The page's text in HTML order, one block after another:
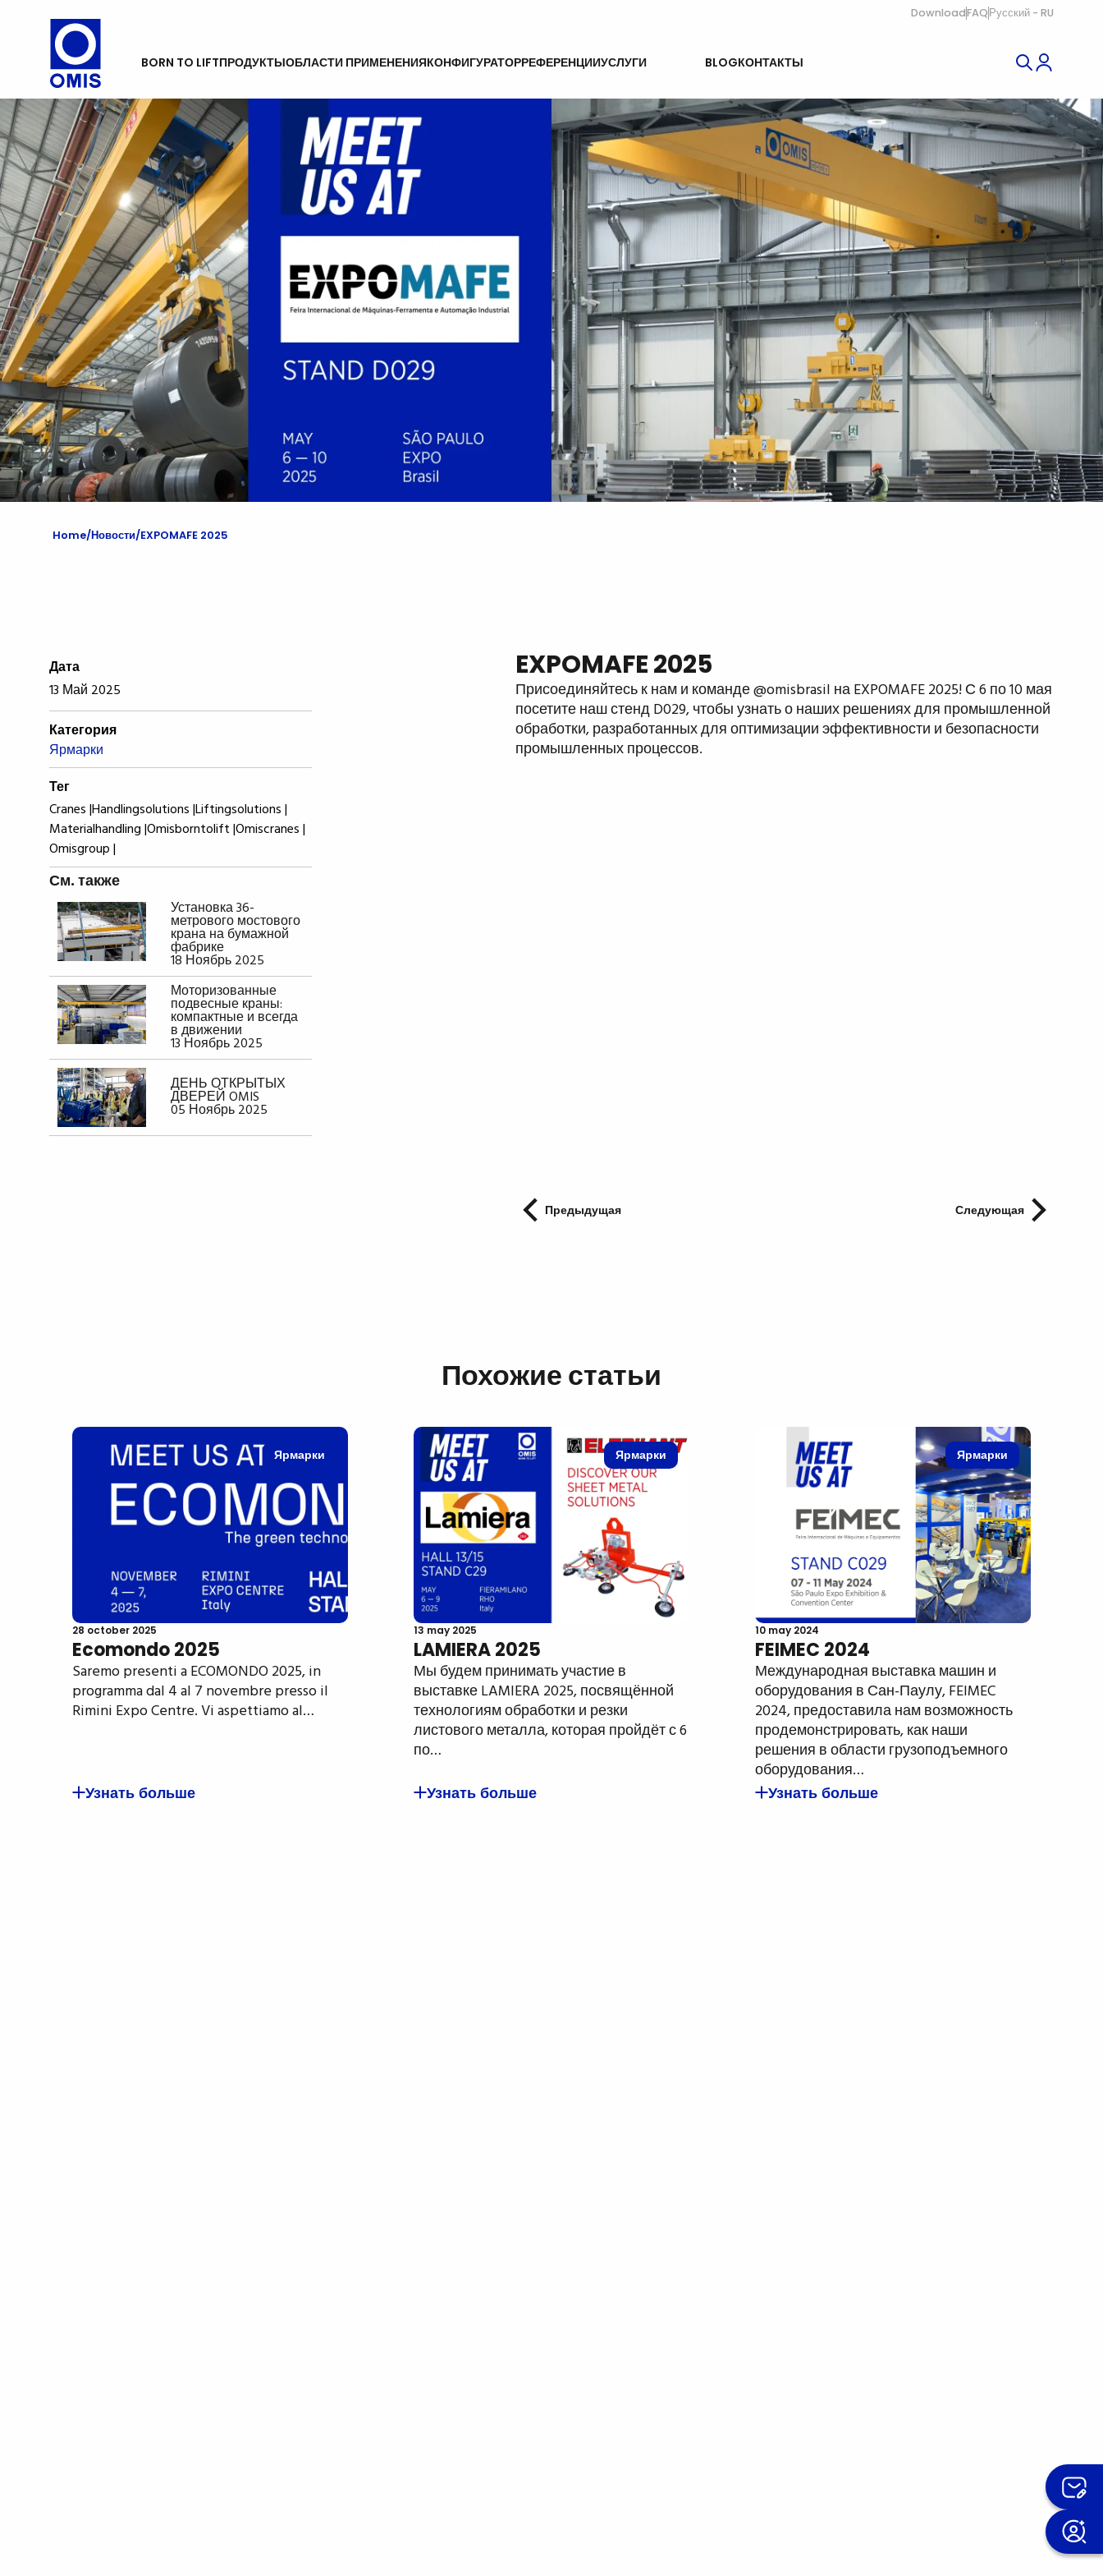
DownloadFAQ Русский - RU
BORN TO LIFTПРОДУКТЫОБЛАСТИ ПРИМЕНЕНИЯКОНФИГУРАТОРРЕФЕРЕНЦИИУСЛУГИ
BLOGКОНТАКТЫ
Home Новости EXPOMAFE 2025
Дата
13 Май 2025
Категория
Ярмарки
Тег
Cranes |Handlingsolutions |Liftingsolutions |
Materialhandling |Omisborntolift |Omiscranes |
Omisgroup |
См. также
Установка 36-
метрового мостового
крана на бумажной
фабрике
18 Ноябрь 2025
Моторизованные
подвесные краны:
компактные и всегда
в движении
13 Ноябрь 2025
ДЕНЬ ОТКРЫТЫХ
ДВЕРЕЙ OMIS
05 Ноябрь 2025
EXPOMAFE 2025
Присоединяйтесь к нам и команде @omisbrasil на EXPOMAFE 2025! С 6 по 10 мая
посетите наш стенд D029, чтобы узнать о наших решениях для промышленной
обработки, разработанных для оптимизации эффективности и безопасности
промышленных процессов.
Предыдущая Следующая
Похожие статьи
Ярмарки
28 october 2025
Ecomondo 2025
Saremo presenti a ECOMONDO 2025, in
programma dal 4 al 7 novembre presso il
Rimini Expo Centre. Vi aspettiamo al…
Узнать больше
Ярмарки
13 may 2025
LAMIERA 2025
Мы будем принимать участие в
выставке LAMIERA 2025, посвящённой
технологиям обработки и резки
листового металла, которая пройдёт с 6
по…
Узнать больше
Ярмарки
10 may 2024
FEIMEC 2024
Международная выставка машин и
оборудования в Сан-Паулу, FEIMEC
2024, предоставила нам возможность
продемонстрировать, как наши
решения в области грузоподъемного
оборудования…
Узнать больше